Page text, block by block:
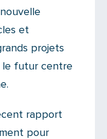
et
projets
le futur centre
rapport
pour